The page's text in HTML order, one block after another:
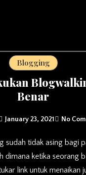
Blogging
Benar
January 23, 2021 No
dimana ketika seorang
link untuk menaikan